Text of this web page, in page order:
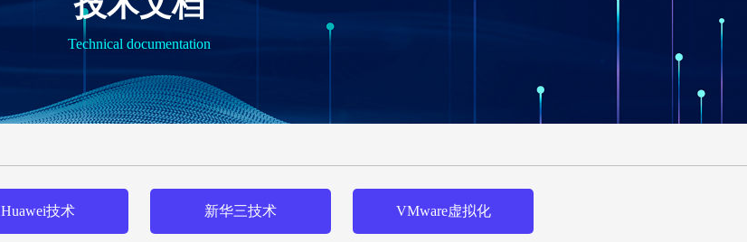
Technical documentation
Huawei技术 新华三技术 VMware虚拟化